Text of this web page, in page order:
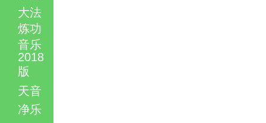
大法
炼功
音乐
2018
版
天音
净乐